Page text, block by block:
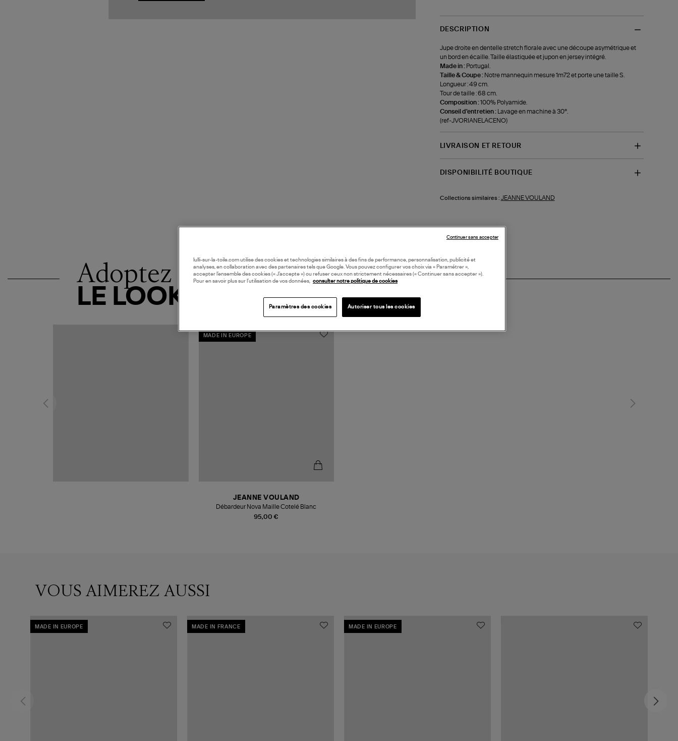
DESCRIPTION
Jupe droite en dentelle stretch florale avec une découpe asymétrique et
un bord en écaille. Taille élastiquée et jupon en jersey intégré.
Made in : Portugal.
Taille & Coupe : Notre mannequin mesure 1m72 et porte une taille S.
Longueur : 49 cm.
Tour de taille : 68 cm.
Composition :100% Polyamide.
Conseil d'entretien :
Lavage en machine à 30°.
(ref-JVORIANELACENO)
LIVRAISON ET RETOUR
DISPONIBILITÉ BOUTIQUE
Collections similaires : JEANNE VOULAND
Adoptez
LE LOOK
MADE IN EUROPE
95,00 €
JEANNE VOULAND
Débardeur Nova Maille Cotelé Blanc
VOUS AIMEREZ AUSSI
MADE IN EUROPE MADE IN FRANCE MADE IN EUROPE
lulli-sur-la-toile.com utilise des cookies et technologies similaires à des fins de performance, personnalisation, publicité et
analyses, en collaboration avec des partenaires tels que Google. Vous pouvez configurer vos choix via « Paramétrer »,
accepter l’ensemble des cookies (« J’accepte ») ou refuser ceux non strictement nécessaires (« Continuer sans accepter »).
Pour en savoir plus sur l’utilisation de vos données, consulter notre politique de cookies
Paramètres des cookies Autoriser tous les cookies
Continuer sans accepter